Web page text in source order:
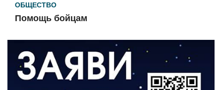
ОБЩЕСТВО
Помощь бойцам
ВЛАСТЬ
«Второй старт» для ветеранов СВО